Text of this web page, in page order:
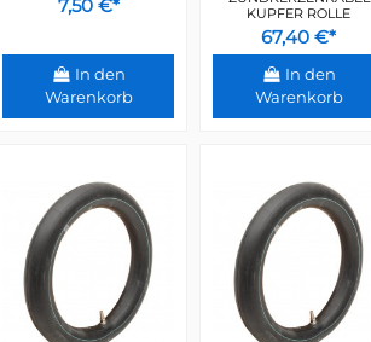
7,50 €*
In den
Warenkorb
KUPFER ROLLE
67,40 €*
In den
Warenkorb